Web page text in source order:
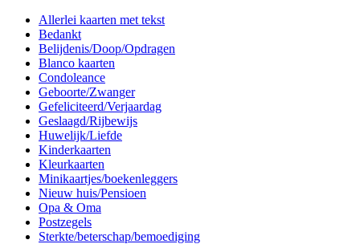
Allerlei kaarten met tekst
Bedankt
Belijdenis/Doop/Opdragen
Blanco kaarten
Condoleance
Geboorte/Zwanger
Gefeliciteerd/Verjaardag
Geslaagd/Rijbewijs
Huwelijk/Liefde
Kinderkaarten
Kleurkaarten
Minikaartjes/boekenleggers
Nieuw huis/Pensioen
Opa & Oma
Postzegels
Sterkte/beterschap/bemoediging